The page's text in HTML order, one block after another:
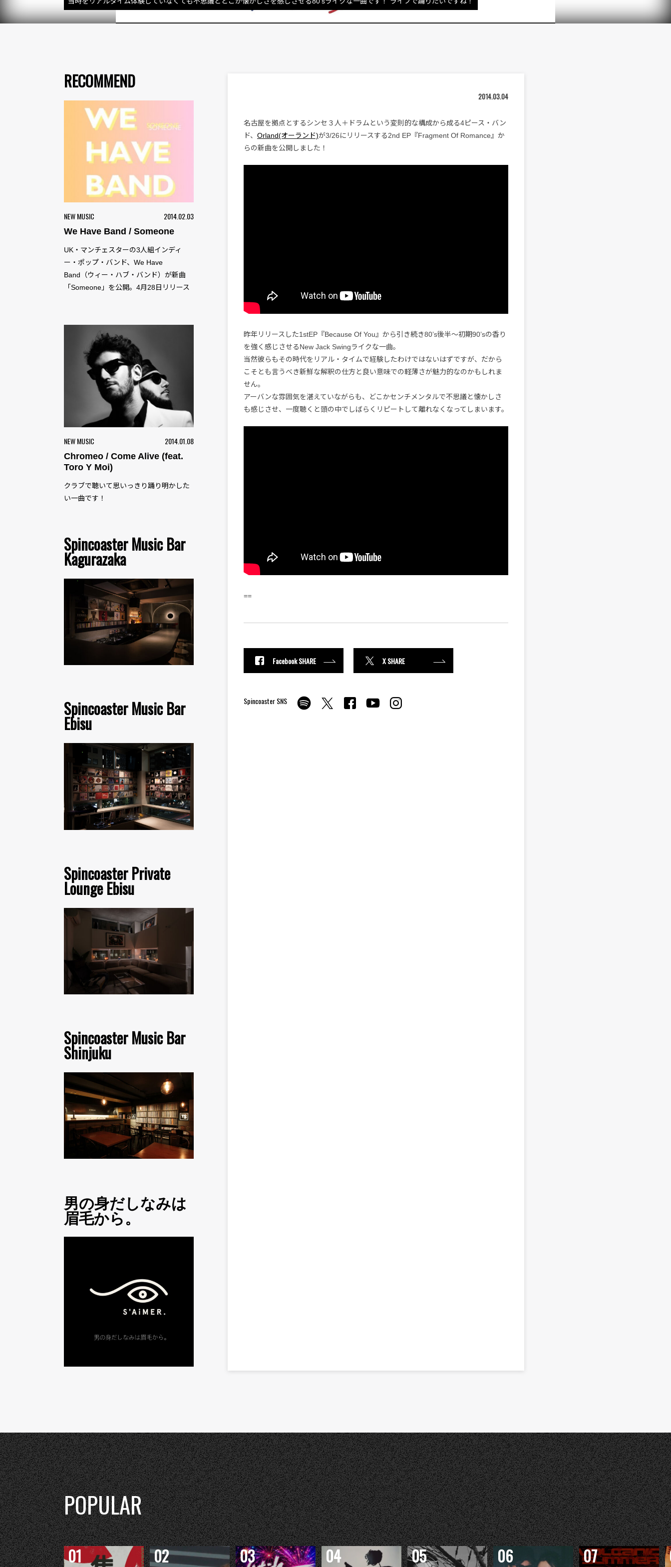
RECOMMEND
NEW MUSIC 2014.02.03
We Have Band / Someone
UK・マンチェスターの3人組インディ
ー・ポップ・バンド、We Have
Band（ウィー・ハブ・バンド）が新曲
「Someone」を公開。4月28日リリース
NEW MUSIC 2014.01.08
Chromeo / Come Alive (feat.
Toro Y Moi)
クラブで聴いて思いっきり踊り明かした
い一曲です！
Spincoaster Music Bar
Kagurazaka
Spincoaster Music Bar
Ebisu
Spincoaster Private
Lounge Ebisu
Spincoaster Music Bar
Shinjuku
男の身だしなみは
眉毛から。
2014.03.04
名古屋を拠点とするシンセ３人＋ドラムという変則的な構成から成る4ピース・バン
ド、 Orland(オーランド)が3/26にリリースする2nd EP『Fragment Of Romance』か
らの新曲を公開しました！
昨年リリースした1stEP『Because Of You』から引き続き80’s後半〜初期90’sの香り
を強く感じさせるNew Jack Swingライクな一曲。
当然彼らもその時代をリアル・タイムで経験したわけではないはずですが、だから
こそとも言うべき新鮮な解釈の仕方と良い意味での軽薄さが魅力的なのかもしれま
せん。
アーバンな雰囲気を湛えていながらも、どこかセンチメンタルで不思議と懐かしさ
も感じさせ、一度聴くと頭の中でしばらくリピートして離れなくなってしまいます。
==
Facebook SHARE X SHARE
Spincoaster SNS
POPULAR